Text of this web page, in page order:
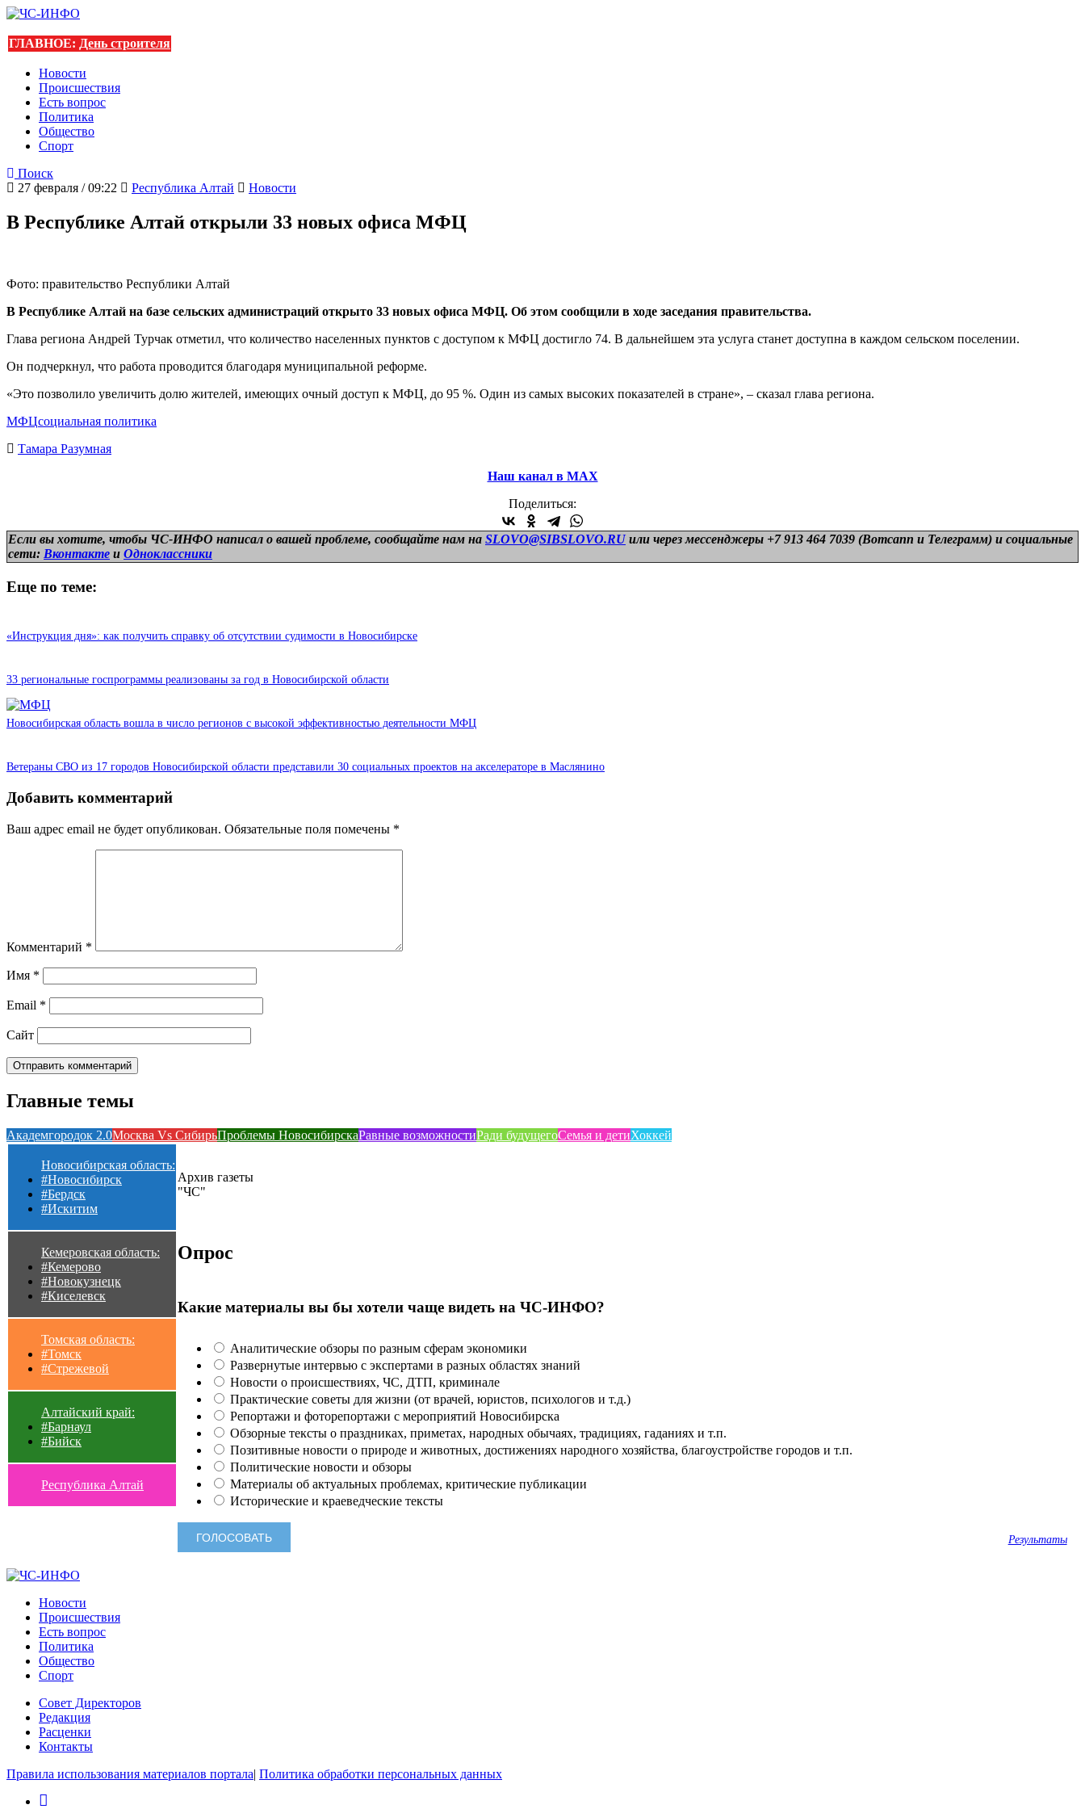
ГЛАВНОЕ: День строителя
Новости
Происшествия
Есть вопрос
Политика
Общество
Спорт
Поиск
27 февраля / 09:22
Республика Алтай Новости
В Республике Алтай открыли 33 новых офиса МФЦ
Фото: правительство Республики Алтай
В Республике Алтай на базе сельских администраций открыто 33 новых офиса МФЦ. Об этом сообщили в ходе заседания правительства.
Глава региона Андрей Турчак отметил, что количество населенных пунктов с доступом к МФЦ достигло 74. В дальнейшем эта услуга станет доступна в каждом сельском поселении.
Он подчеркнул, что работа проводится благодаря муниципальной реформе.
«Это позволило увеличить долю жителей, имеющих очный доступ к МФЦ, до 95 %. Один из самых высоких показателей в стране», – сказал глава региона.
МФЦсоциальная политика
Тамара Разумная
Наш канал в МАХ
Поделиться:
Если вы хотите, чтобы ЧС-ИНФО написал о вашей проблеме, сообщайте нам на SLOVO@SIBSLOVO.RU или через мессенджеры +7 913 464 7039 (Вотсапп и Телеграмм) и социальные
сети: Вконтакте и Одноклассники
Еще по теме:
«Инструкция дня»: как получить справку об отсутствии судимости в Новосибирске
33 региональные госпрограммы реализованы за год в Новосибирской области
Новосибирская область вошла в число регионов с высокой эффективностью деятельности МФЦ
Ветераны СВО из 17 городов Новосибирской области представили 30 социальных проектов на акселераторе в Маслянино
Добавить комментарий
Ваш адрес email не будет опубликован. Обязательные поля помечены *
Комментарий *
Имя *
Email *
Сайт
Главные темы
Академгородок 2.0Москва Vs СибирьПроблемы НовосибирскаРавные возможностиРади будущегоСемья и детиХоккей
Новосибирская область:
#Новосибирск
#Бердск
#Искитим
Кемеровская область:
#Кемерово
#Новокузнецк
#Киселевск
Томская область:
#Томск
#Стрежевой
Алтайский край:
#Барнаул
#Бийск
Республика Алтай
Архив газеты
"ЧС"
Опрос
Какие материалы вы бы хотели чаще видеть на ЧС-ИНФО?
Аналитические обзоры по разным сферам экономики
Развернутые интервью с экспертами в разных областях знаний
Новости о происшествиях, ЧС, ДТП, криминале
Практические советы для жизни (от врачей, юристов, психологов и т.д.)
Репортажи и фоторепортажи с мероприятий Новосибирска
Обзорные тексты о праздниках, приметах, народных обычаях, традициях, гаданиях и т.п.
Позитивные новости о природе и животных, достижениях народного хозяйства, благоустройстве городов и т.п.
Политические новости и обзоры
Материалы об актуальных проблемах, критические публикации
Исторические и краеведческие тексты
Результаты
Новости
Происшествия
Есть вопрос
Политика
Общество
Спорт
Совет Директоров
Редакция
Расценки
Контакты
Правила использования материалов портала| Политика обработки персональных данных